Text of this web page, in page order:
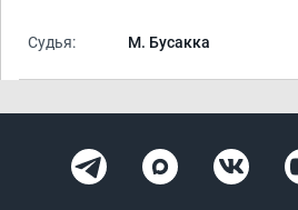
Судья: М. Бусакка